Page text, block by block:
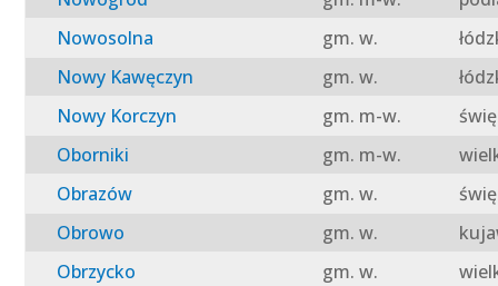
Nowosolna
gm. w.
Nowy Kawęczyn
gm. w.
Nowy Korczyn
gm. m-w.
Oborniki
gm. m-w.
Obrazów
gm. w.
Obrowo
gm. w.
Obrzycko
gm. w.